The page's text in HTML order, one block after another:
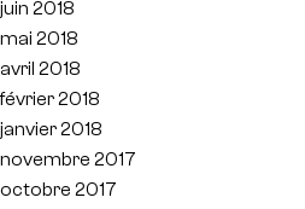
juin 2018
mai 2018
avril 2018
février 2018
janvier 2018
novembre 2017
octobre 2017